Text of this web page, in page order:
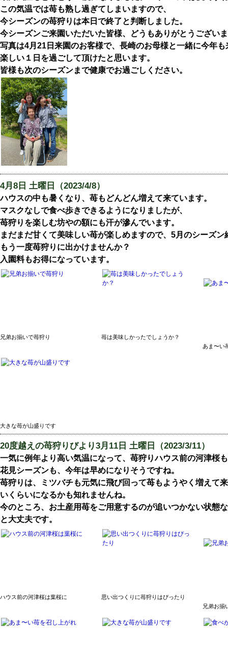
この気温では苺も熟し過ぎてしまいますので、
今シーズンの苺狩りは本日で終了と判断しました。
今シーズンご来園いただいた皆様、どうもありがとうござい
写真は4月21日来園のお客様で、長崎のお母様と一緒に今年
楽しい１日を過ごして頂けたと思います。
皆様も次のシーズンまで健康でお過ごしください。
4月8日 土曜日（2023/4/8）
ハウスの中も暑くなり、苺もどんどん増えて来ています。
マスクなしで食べ歩きできるようになりましたが、
苺狩りを楽しむ坊やの額にも汗が滲んでいます。
まだまだ甘くて美味しい苺が楽しめますので、5月のシーズン
もう一度苺狩りに出かけませんか？
入園料もお得になっています。
兄弟お揃いで苺狩り
苺は美味しかったでしょうか？
あま〜い
大きな苺が山盛りです
20度越えの苺狩りびより3月11日 土曜日（2023/3/11）
一気に例年より高い気温になって、苺狩りハウス前の河津桜
花見シーズンも、今年は早めになりそうですね。
苺狩りは、ミツバチも元気に飛び回って苺もようやく増えて
いくらいになるかも知れませんね。
今のところ、お土産用苺をご用意するのが追いつかない状態
と大丈夫です。
ハウス前の河津桜は葉桜に
思い出つくりに苺狩りはぴったり
兄弟お揃